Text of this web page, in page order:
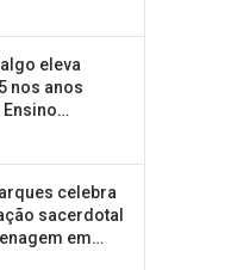
eleva
nos anos
celebra
sacerdotal
em